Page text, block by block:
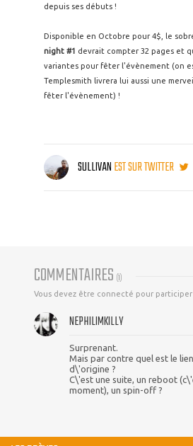
depuis ses débuts !
Disponible en Octobre pour 4$, le
night #1 devrait compter 32 pages et
variantes pour fêter l'évènement (on
Templesmith livrera lui aussi une
fêter l'évènement) !
SULLIVANEST SUR TWITTER
COMMENTAIRES (1)
Vous devez être connecté pour participer
NEPHILIMKILLY
Surprenant.
Mais par contre quel est le
d\'origine ?
C\'est une suite, un reboot
moment), un spin-off ?